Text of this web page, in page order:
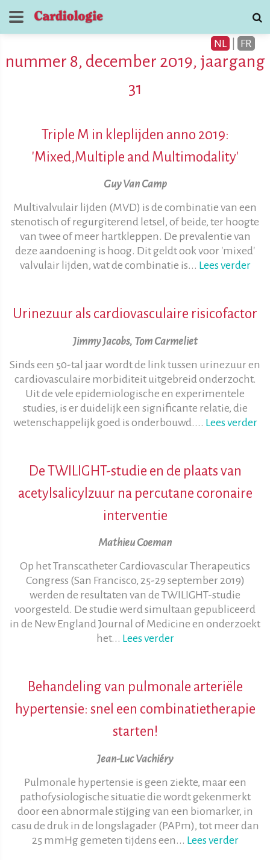
NL FR
nummer 8, december 2019, jaargang
31
Triple M in kleplijden anno 2019:
'Mixed,Multiple and Multimodality'
Guy Van Camp
Multivalvulair lijden (MVD) is de combinatie van een
stenotisch of regurgiterend letsel, of beide, ter hoogte
van twee of meer hartkleppen. De prevalentie van
deze aandoening is hoog. Dit geldt ook voor 'mixed'
valvulair lijden, wat de combinatie is... Lees verder
Urinezuur als cardiovasculaire risicofactor
Jimmy Jacobs, Tom Carmeliet
Sinds een 50-tal jaar wordt de link tussen urinezuur en
cardiovasculaire morbiditeit uitgebreid onderzocht.
Uit de vele epidemiologische en experimentele
studies, is er duidelijk een significante relatie, die
wetenschappelijk goed is onderbouwd.... Lees verder
De TWILIGHT-studie en de plaats van
acetylsalicylzuur na percutane coronaire
interventie
Mathieu Coeman
Op het Transcatheter Cardiovascular Therapeutics
Congress (San Francisco, 25-29 september 2019)
werden de resultaten van de TWILIGHT-studie
voorgesteld. De studie werd simultaan gepubliceerd
in de New England Journal of Medicine en onderzoekt
het... Lees verder
Behandeling van pulmonale arteriële
hypertensie: snel een combinatietherapie
starten!
Jean-Luc Vachiéry
Pulmonale hypertensie is geen ziekte, maar een
pathofysiologische situatie die wordt gekenmerkt
door een abnormale stijging van een biomarker, in
casu de druk in de longslagader (PAPm), tot meer dan
25 mmHg gemeten tijdens een... Lees verder
Tijdschrift voor
Cardiologie
contact